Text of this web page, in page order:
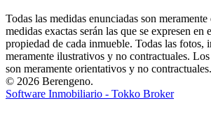
Todas las medidas enunciadas son
medidas exactas serán las que se expresen
propiedad de cada inmueble. Todas las fotos,
meramente ilustrativos y no contractuales.
son meramente orientativos y no contractuales.
© 2026 Berengeno.
Software Inmobiliario - Tokko Broker